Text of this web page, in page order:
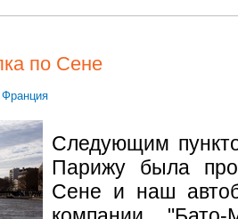
по Сене
Франция
Следующим
Парижу была
Сене и наш